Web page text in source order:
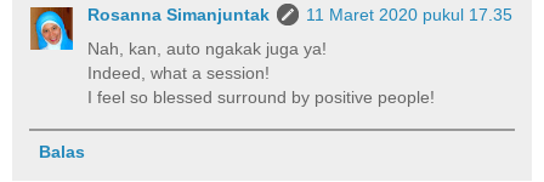
Rosanna Simanjuntak
11 Maret 2020 pukul 17.35
Nah, kan, auto ngakak juga ya!
Indeed, what a session!
I feel so blessed surround by positive people!
Balas